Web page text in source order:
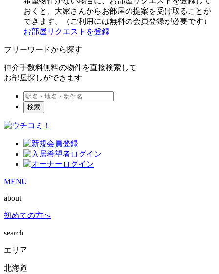
おくと、大家さんからお部屋の提案を受け取ることが
できます。（ご利用には無料の会員登録が必要です）
お部屋リクエストを登録
フリーワードから探す
仲介手数料無料の物件を直接検索して
お部屋探しができます
検索
MENU
about
初めての方へ
search
エリア
北海道